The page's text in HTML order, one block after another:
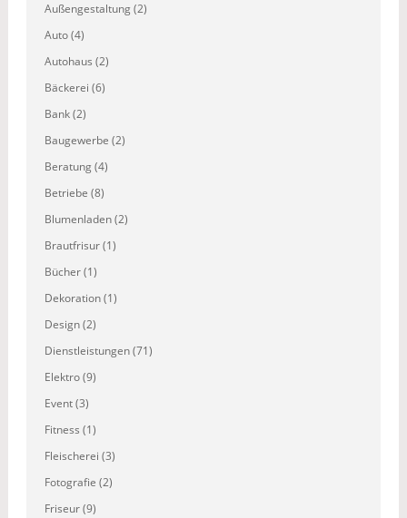
Außengestaltung (2)
Auto (4)
Autohaus (2)
Bäckerei (6)
Bank (2)
Baugewerbe (2)
Beratung (4)
Betriebe (8)
Blumenladen (2)
Brautfrisur (1)
Bücher (1)
Dekoration (1)
Design (2)
Dienstleistungen (71)
Elektro (9)
Event (3)
Fitness (1)
Fleischerei (3)
Fotografie (2)
Friseur (9)